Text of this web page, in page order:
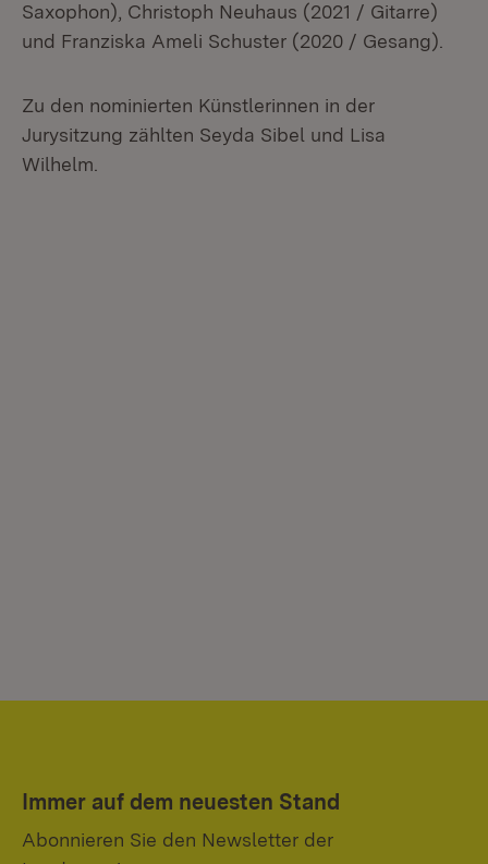
Saxophon), Christoph Neuhaus (2021 / Gitarre)
und Franziska Ameli Schuster (2020 / Gesang).
Zu den nominierten Künstlerinnen in der
Jurysitzung zählten Seyda Sibel und Lisa
Wilhelm.
Immer auf dem neuesten Stand
Abonnieren Sie den Newsletter der